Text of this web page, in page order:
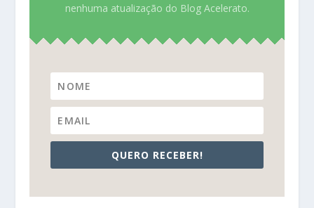
nenhuma atualização do Blog Acelerato.
QUERO RECEBER!